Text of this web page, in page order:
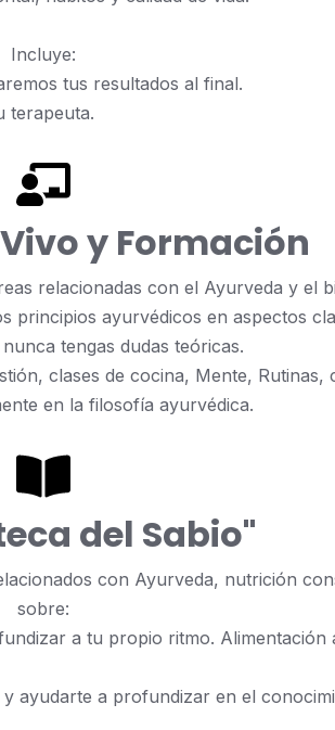
Incluye:
tus resultados al final.
terapeuta.
y Formación
relacionadas con el Ayurveda y el
principios ayurvédicos en aspectos
tengas dudas teóricas.
clases de cocina, Mente,
en la filosofía ayurvédica.
del Sabio"
con Ayurveda, nutrición
sobre:
a tu propio ritmo. Alimentación
ayudarte a profundizar en el